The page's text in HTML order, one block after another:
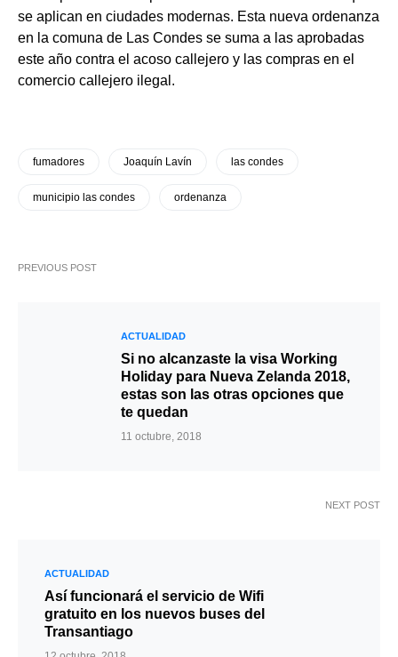
se aplican en ciudades modernas. Esta nueva ordenanza
en la comuna de Las Condes se suma a las aprobadas
este año contra el acoso callejero y las compras en el
comercio callejero ilegal.
fumadores Joaquín Lavín las condes
municipio las condes ordenanza
PREVIOUS POST
ACTUALIDAD
Si no alcanzaste la visa Working
Holiday para Nueva Zelanda 2018,
estas son las otras opciones que
te quedan
11 octubre, 2018
NEXT POST
ACTUALIDAD
Así funcionará el servicio de Wifi
gratuito en los nuevos buses del
Transantiago